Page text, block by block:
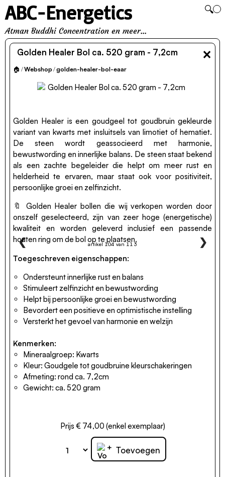
🔍
ABC-Energetics
Atman Buddhi Concentration en meer...
×
Golden Healer Bol ca. 520 gram - 7,2cm
🏠 /Webshop /golden-healer-bol-eaar
❮ artikel 104 van 113 ❯
Golden Healer is een goudgeel tot goudbruin gekleurde
variant van kwarts met insluitsels van limotiet of hematiet.
De steen wordt geassocieerd met harmonie,
bewustwording en innerlijke balans. De steen staat bekend
als een zachte begeleider die helpt om meer rust en
helderheid te ervaren, maar staat ook voor positiviteit,
persoonlijke groei en zelfinzicht.
🔖 Golden Healer bollen die wij verkopen worden door
onszelf geselecteerd, zijn van zeer hoge (energetische)
kwaliteit en worden geleverd inclusief een passende
houten ring om de bol op te plaatsen.
Toegeschreven eigenschappen:
Ondersteunt innerlijke rust en balans
Stimuleert zelfinzicht en bewustwording
Helpt bij persoonlijke groei en bewustwording
Bevordert een positieve en optimistische instelling
Versterkt het gevoel van harmonie en welzijn
Kenmerken:
Mineraalgroep: Kwarts
Kleur: Goudgele tot goudbruine kleurschakeringen
Afmeting: rond ca. 7,2cm
Gewicht: ca. 520 gram
Prijs € 74,00 (enkel exemplaar)
+ Toevoegen